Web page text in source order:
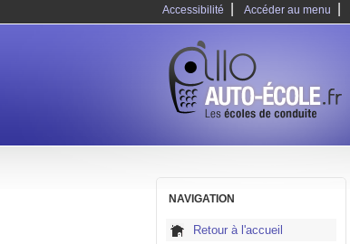
Accessibilité Accéder au menu
NAVIGATION
Retour à l'accueil